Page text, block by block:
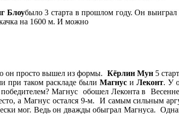
Блоубыло 3 старта в прошлом году. Он
на 1600 м. И можно
он просто вышел из формы. Кёрлин Мун5
при таком раскладе были Магнуси Леконт. У
победителем? Магнус обошел Леконта в
а Магнус остался 9-м. И самым сильным
мог. Ведь он дважды обыграл Магнуса.